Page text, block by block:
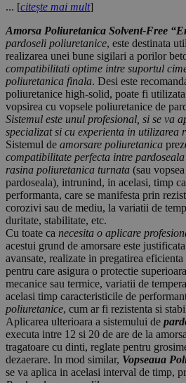
... [citește mai mult]
Amorsa Poliuretanica Solvent-Free
pardoseli poliuretanice, este destinata
realizarea unei bune sigilari a porilor
compatibilitati optime intre suportul
poliuretanica finala. Desi este
poliuretanice high-solid, poate fi
vopsirea cu vopsele poliuretanice de
Sistemul este unul profesional, si se va
specializat si cu experienta in utilizarea
Sistemul de amorsare poliuretanica
compatibilitate perfecta intre
rasina poliuretanica turnata (sau
pardoseala), intrunind, in acelasi, timp
performanta, care se manifesta prin
corozivi sau de mediu, la variatii de
duritate, stabilitate, etc.
Cu toate ca necesita o aplicare
acestui grund de amorsare este
avansate, realizate in pregatirea
pentru care asigura o protectie
mecanice sau termice, variatii de
acelasi timp caracteristicile de
poliuretanice, cum ar fi rezistenta si
Aplicarea ulterioara a sistemului de
executa intre 12 si 20 de are de la
tragatoare cu dinti, reglate pentru
dezaerare. In mod similar, Vopseaua
se va aplica in acelasi interval de timp,